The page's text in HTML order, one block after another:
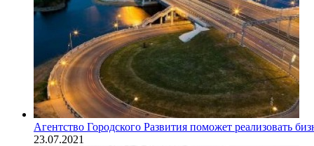
Агентство Городского Развития поможет реализовать
23.07.2021